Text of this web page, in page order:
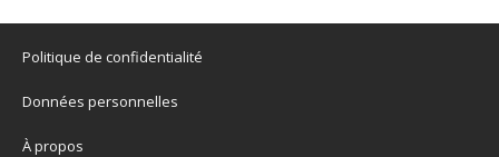
Politique de confidentialité
Données personnelles
À propos